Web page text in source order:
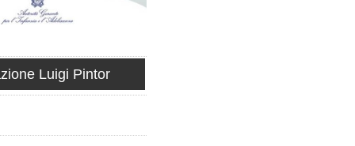
Luigi Pintor